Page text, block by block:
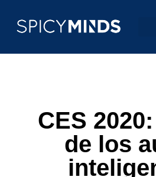
CES
de los